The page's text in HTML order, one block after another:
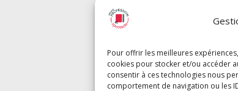
Pour offrir les meilleures
cookies pour stocker et/ou accéder
consentir à ces technologies nous
comportement de navigation ou les